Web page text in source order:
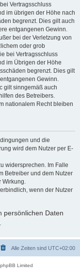
Vertragsschluss
im übrigen der Höhe nach
begrenzt. Dies gilt auch
entgangenen Gewinn.
bei der Verletzung von
oder grob
bei Vertragsschluss
im Übrigen der Höhe
begrenzt. Dies gilt
Gewinn.
gilt sinngemäß auch
des Betreibers.
nationalem Recht bleiben
und die
wird dem Nutzer per E-
widersprechen. Im Falle
Betreiber und dem Nutzer
Wirkung.
wenn der Nutzer
persönlichen Daten
Alle Zeiten sind UTC+02:00
Limited